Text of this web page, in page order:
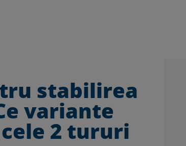
stabilirea
variante
2 tururi